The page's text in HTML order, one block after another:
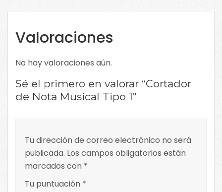
Valoraciones
No hay valoraciones aún.
Sé el primero en valorar “Cortador
de Nota Musical Tipo 1”
Tu dirección de correo electrónico no será
publicada. Los campos obligatorios están
marcados con *
Tu puntuación *